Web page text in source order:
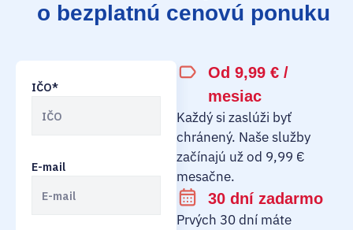
o bezplatnú cenovú ponuku
Od 9,99 € /
mesiac
Každý si zaslúži byť
chránený. Naše služby
začínajú už od 9,99 €
mesačne.
30 dní zadarmo
Prvých 30 dní máte
IČO*
E-mail